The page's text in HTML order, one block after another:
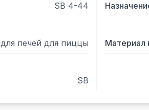
SB 4-44
для печей для пиццы Материал
SB